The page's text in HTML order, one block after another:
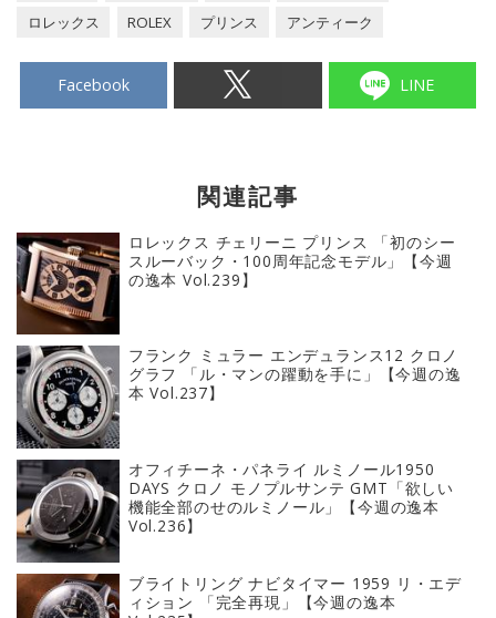
ロレックス
ROLEX プリンス アンティーク
Facebook LINE
関連記事
ロレックス チェリーニ プリンス 「初のシー
スルーバック・100周年記念モデル」【今週
の逸本 Vol.239】
フランク ミュラー エンデュランス12 クロノ
グラフ 「ル・マンの躍動を手に」【今週の逸
本 Vol.237】
オフィチーネ・パネライ ルミノール1950
DAYS クロノ モノプルサンテ GMT「欲しい
機能全部のせのルミノール」【今週の逸本
Vol.236】
ブライトリング ナビタイマー 1959 リ・エデ
ィション 「完全再現」【今週の逸本